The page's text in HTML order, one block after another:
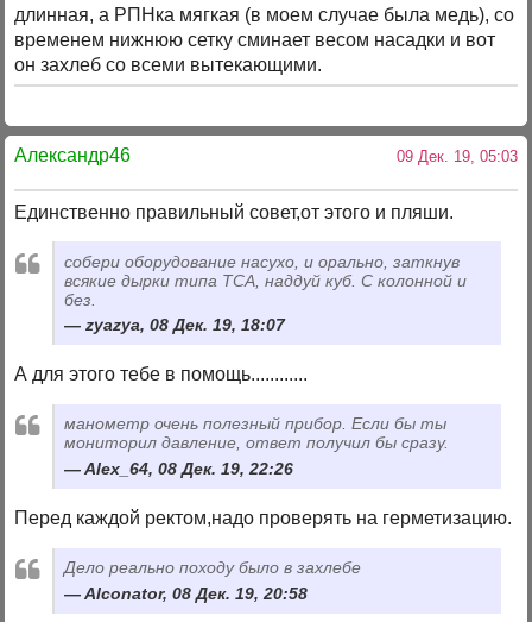
длинная, а РПНка мягкая (в моем случае была медь), со
временем нижнюю сетку сминает весом насадки и вот
он захлеб со всеми вытекающими.
Александр46 09 Дек. 19, 05:03
Единственно правильный совет,от этого и пляши.
собери оборудование насухо, и орально, заткнув
всякие дырки типа ТСА, наддуй куб. С колонной и
без.
zyazya, 08 Дек. 19, 18:07
А для этого тебе в помощь............
манометр очень полезный прибор. Если бы ты
мониторил давление, ответ получил бы сразу.
Alex_64, 08 Дек. 19, 22:26
Перед каждой ректом,надо проверять на герметизацию.
Дело реально походу было в захлебе
Alconator, 08 Дек. 19, 20:58